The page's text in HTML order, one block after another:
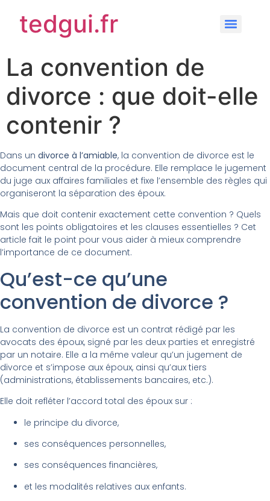
tedgui.fr
La convention de
divorce : que doit-elle
contenir ?
Dans un divorce à l’amiable, la convention de divorce est le
document central de la procédure. Elle remplace le jugement
du juge aux affaires familiales et fixe l’ensemble des règles qui
organiseront la séparation des époux.
Mais que doit contenir exactement cette convention ? Quels
sont les points obligatoires et les clauses essentielles ? Cet
article fait le point pour vous aider à mieux comprendre
l’importance de ce document.
Qu’est-ce qu’une
convention de divorce ?
La convention de divorce est un contrat rédigé par les
avocats des époux, signé par les deux parties et enregistré
par un notaire. Elle a la même valeur qu’un jugement de
divorce et s’impose aux époux, ainsi qu’aux tiers
(administrations, établissements bancaires, etc.).
Elle doit refléter l’accord total des époux sur :
le principe du divorce,
ses conséquences personnelles,
ses conséquences financières,
et les modalités relatives aux enfants.